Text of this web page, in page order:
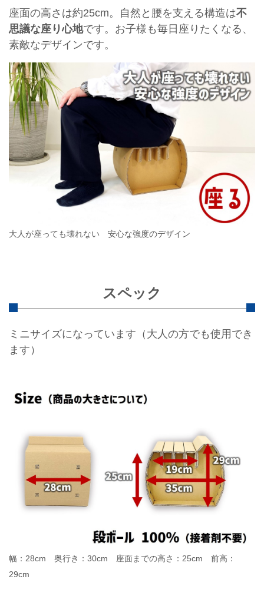
座面の高さは約25cm。自然と腰を支える構造は不
思議な座り心地です。お子様も毎日座りたくなる、
素敵なデザインです。
大人が座っても壊れない 安心な強度のデザイン
スペック
ミニサイズになっています（大人の方でも使用でき
ます）
幅：28cm 奥行き：30cm 座面までの高さ：25cm 前高：
29cm